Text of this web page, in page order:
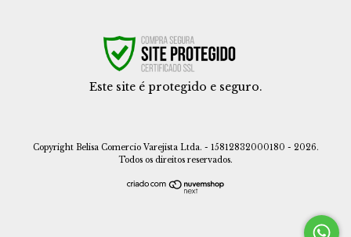
Este site é protegido e seguro.
Copyright Belisa Comercio Varejista Ltda. - 15812832000180 - 2026.
Todos os direitos reservados.